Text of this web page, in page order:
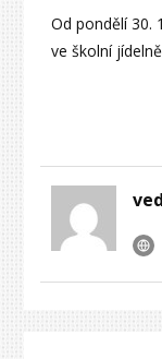
Od pondělí 30.
ve školní